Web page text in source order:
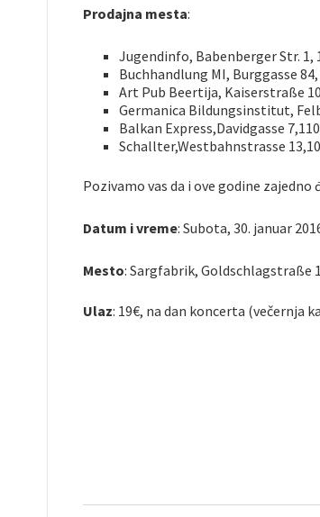
Prodajna mesta:
Jugendinfo, Babenberger Str. 1,
Buchhandlung MI, Burggasse 84,
Art Pub Beertija, Kaiserstraße
Germanica Bildungsinstitut,
Balkan Express,Davidgasse
Schallter,Westbahnstrasse
Pozivamo vas da i ove godine
Datum i vreme: Subota, 30. januar
Mesto: Sargfabrik, Goldschlagstraße
Ulaz: 19€, na dan koncerta (večernja